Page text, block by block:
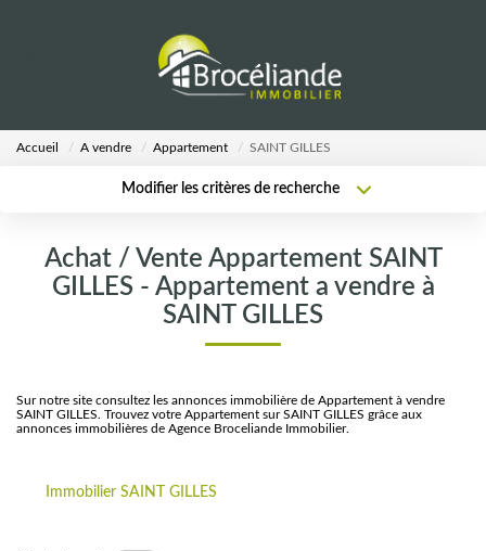
AGENCE
CALCULETTES
CONTACT
Accueil A vendre Appartement SAINT GILLES
Modifier les critères de recherche
Sélectionnez...
Type de bien
Surface min
Achat / Vente Appartement SAINT
GILLES - Appartement a vendre à
SAINT GILLES
Sur notre site consultez les annonces immobilière de Appartement à vendre
SAINT GILLES. Trouvez votre Appartement sur SAINT GILLES grâce aux
annonces immobilières de Agence Broceliande Immobilier.
Immobilier SAINT GILLES